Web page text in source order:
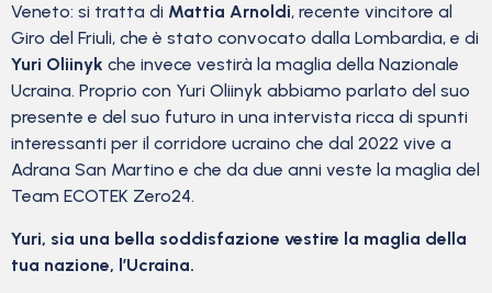
Veneto: si tratta di Mattia Arnoldi, recente vincitore al
Giro del Friuli, che è stato convocato dalla Lombardia, e di
Yuri Oliinyk che invece vestirà la maglia della Nazionale
Ucraina. Proprio con Yuri Oliinyk abbiamo parlato del suo
presente e del suo futuro in una intervista ricca di spunti
interessanti per il corridore ucraino che dal 2022 vive a
Adrana San Martino e che da due anni veste la maglia del
Team ECOTEK Zero24.
Yuri, sia una bella soddisfazione vestire la maglia della
tua nazione, l’Ucraina.